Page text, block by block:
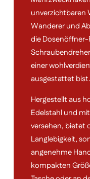
unverzichtbaren
Wanderer und
die
einer
ausgestattet bist.
Hergestellt aus
Edelstahl und
versehen, bietet
Langlebigkeit,
angenehme
kompakten